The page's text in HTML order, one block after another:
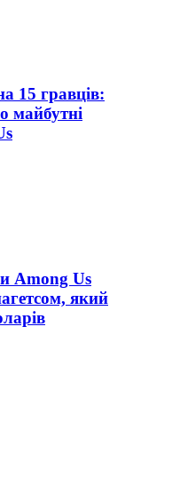
15 гравців:
майбутні
Among Us
який